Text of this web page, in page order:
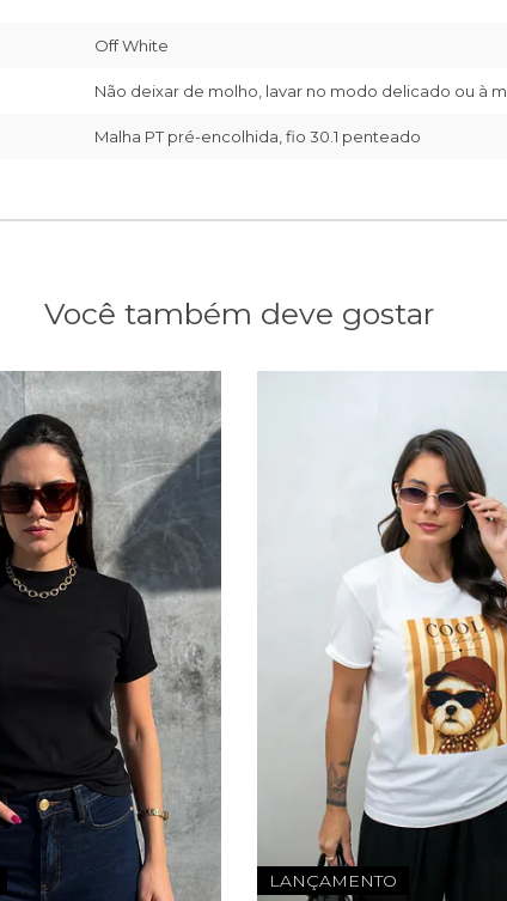
Off White
Não deixar de molho, lavar no modo delicado ou à
Malha PT pré-encolhida, fio 30.1 penteado
Você também deve gostar
LANÇAMENTO